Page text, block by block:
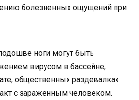
болезненных ощущений при
ноги могут быть
вирусом в бассейне,
общественных раздевалках
с зараженным человеком.